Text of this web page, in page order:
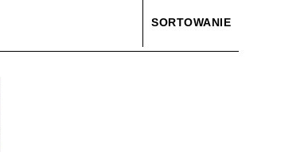
SORTOWANIE